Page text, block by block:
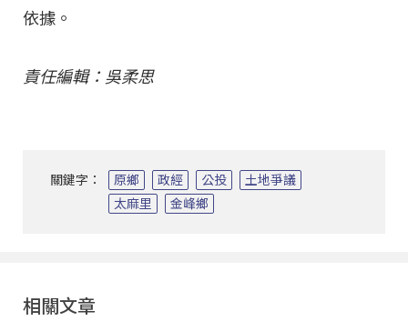
依據。
責任編輯：吳柔思
關鍵字： 原鄉 政經 公投
土地爭議
太麻里
金峰鄉
相關文章